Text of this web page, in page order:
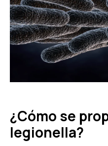
¿Cómo se
legionella?